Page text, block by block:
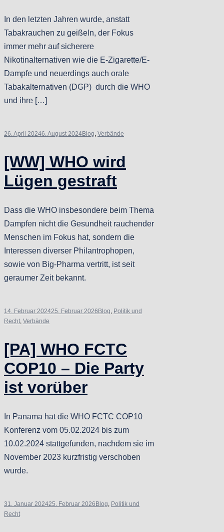
In den letzten Jahren wurde, anstatt
Tabakrauchen zu geißeln, der Fokus
immer mehr auf sicherere
Nikotinalternativen wie die E-Zigarette/E-
Dampfe und neuerdings auch orale
Tabakalternativen (DGP) durch die WHO
und ihre […]
26. April 20246. August 2024Blog, Verbände
[WW] WHO wird
Lügen gestraft
Dass die WHO insbesondere beim Thema
Dampfen nicht die Gesundheit rauchender
Menschen im Fokus hat, sondern die
Interessen diverser Philantrophopen,
sowie von Big-Pharma vertritt, ist seit
geraumer Zeit bekannt.
14. Februar 202425. Februar 2026 Blog, Politik und
Recht, Verbände
[PA] WHO FCTC
COP10 – Die Party
ist vorüber
In Panama hat die WHO FCTC COP10
Konferenz vom 05.02.2024 bis zum
10.02.2024 stattgefunden, nachdem sie im
November 2023 kurzfristig verschoben
wurde.
31. Januar 202425. Februar 2026 Blog, Politik und
Recht